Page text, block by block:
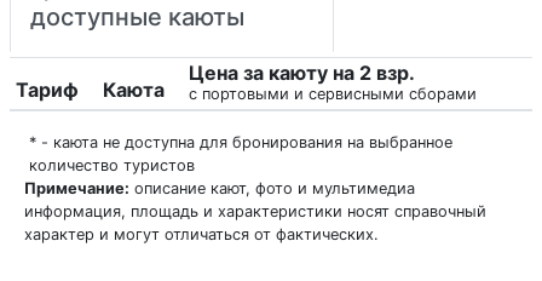
доступные каюты
Тариф Каюта
Цена за каюту на 2 взр.
с портовыми и сервисными сборами
* - каюта не доступна для бронирования на выбранное
количество туристов
Примечание: описание кают, фото и мультимедиа
информация, площадь и характеристики носят справочный
характер и могут отличаться от фактических.